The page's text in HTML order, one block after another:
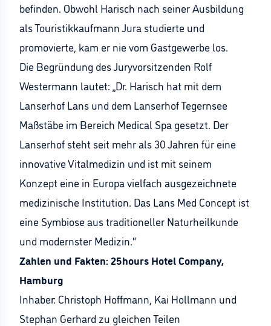
befinden. Obwohl Harisch nach seiner Ausbildung
als Touristikkaufmann Jura studierte und
promovierte, kam er nie vom Gastgewerbe los.
Die Begründung des Juryvorsitzenden Rolf
Westermann lautet: „Dr. Harisch hat mit dem
Lanserhof Lans und dem Lanserhof Tegernsee
Maßstäbe im Bereich Medical Spa gesetzt. Der
Lanserhof steht seit mehr als 30 Jahren für eine
innovative Vitalmedizin und ist mit seinem
Konzept eine in Europa vielfach ausgezeichnete
medizinische Institution. Das Lans Med Concept ist
eine Symbiose aus traditioneller Naturheilkunde
und modernster Medizin.“
Zahlen und Fakten: 25hours Hotel Company,
Hamburg
Inhaber: Christoph Hoffmann, Kai Hollmann und
Stephan Gerhard zu gleichen Teilen